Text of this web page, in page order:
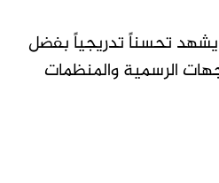
تحسناً تدريجياً بفضل
الرسمية والمنظمات